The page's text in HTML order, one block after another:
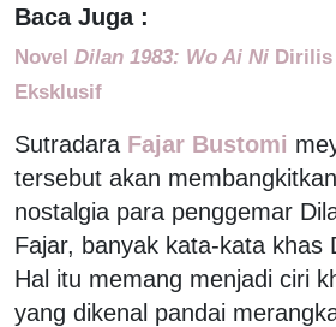
Baca Juga :
Novel Dilan 1983: Wo Ai Ni Dirilis
Eksklusif
Sutradara Fajar Bustomi
tersebut akan
nostalgia para penggemar
Fajar, banyak kata-kata khas
Hal itu memang menjadi ciri
yang dikenal pandai